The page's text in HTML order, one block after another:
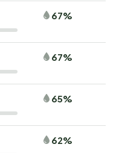
67%
67%
65%
62%